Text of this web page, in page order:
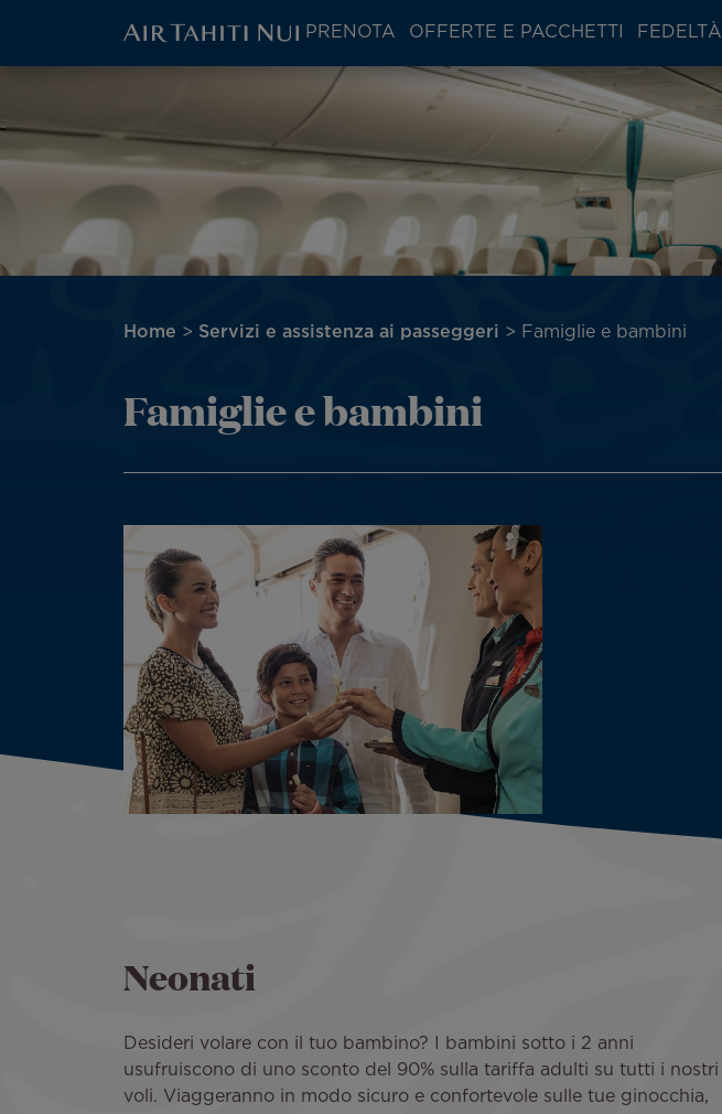
contenuto
principale
Main
menu
block
PRENOTA OFFERTE E PACCHETTI FEDELTÀ
Briciole
Home Servizi e assistenza ai passeggeri Famiglie e bambini
Famiglie e bambini
Neonati
Desideri volare con il tuo bambino? I bambini sotto i 2 anni
usufruiscono di uno sconto del 90% sulla tariffa adulti su tutti i nostri
voli. Viaggeranno in modo sicuro e confortevole sulle tue ginocchia,